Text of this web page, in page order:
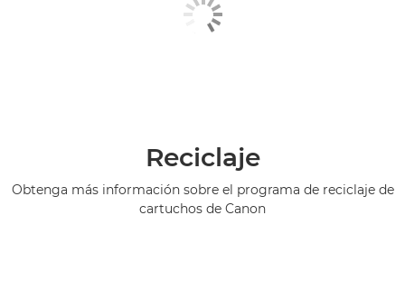
Reciclaje
Obtenga más información sobre el programa de reciclaje de
cartuchos de Canon